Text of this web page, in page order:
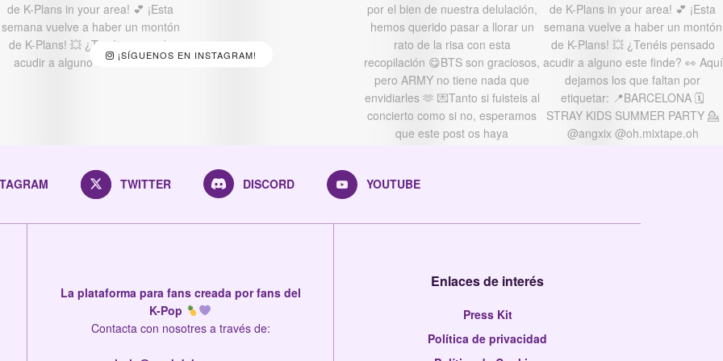
¡SÍGUENOS EN INSTAGRAM!
TWITTER DISCORD YOUTUBE
La plataforma para fans creada por fans del
K-Pop
Contacta con nosotres a través de:
Enlaces de interés
Press Kit
Política de privacidad